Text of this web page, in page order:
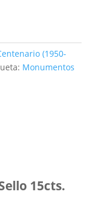
(1950-
Monumentos
15cts.